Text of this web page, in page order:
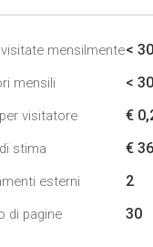
visitate mensilmente<
mensili <
visitatore €
stima €
esterni 2
di pagine 30